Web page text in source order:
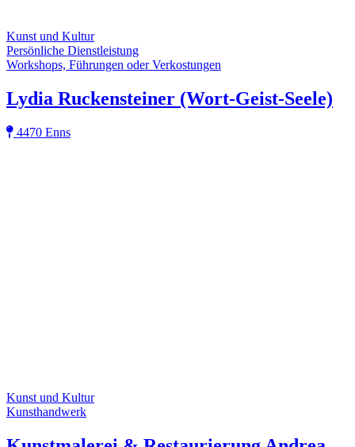
Kunst und Kultur
Persönliche Dienstleistung
Workshops, Führungen oder Verkostungen
Lydia Ruckensteiner (Wort-Geist-Seele)
4470 Enns
Kunst und Kultur
Kunsthandwerk